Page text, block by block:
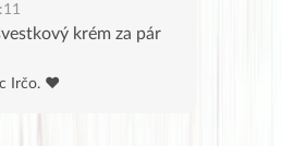
krém za pár
Irčo. ❤️